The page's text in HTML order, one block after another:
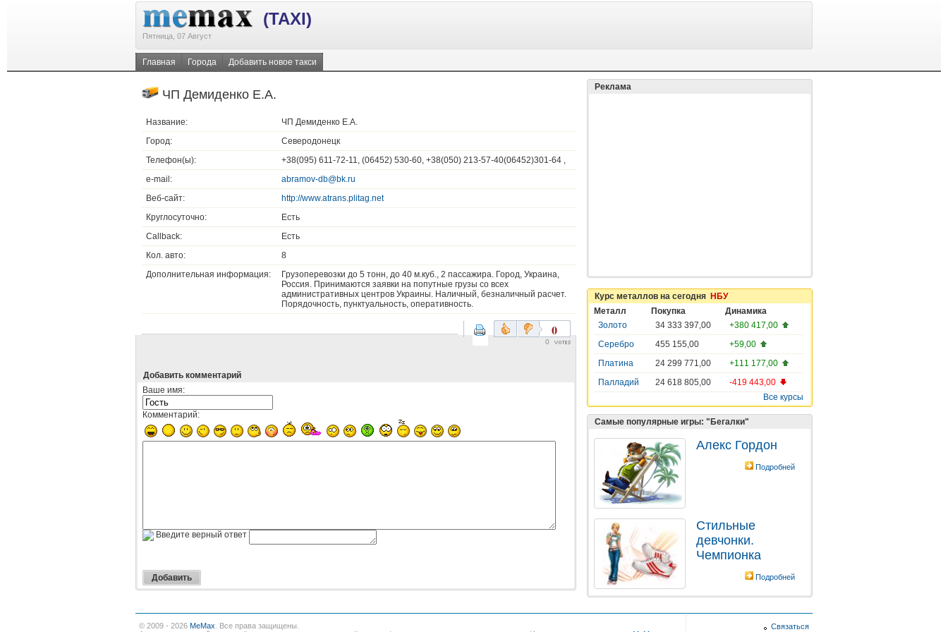
(TAXI)
Пятница, 07 Август
Главная Города Добавить новое такси
ЧП Демиденко Е.А.
Название:
ЧП Демиденко Е.А.
Город:
Северодонецк
Телефон(ы):
+38(095) 611-72-11, (06452) 530-60, +38(050) 213-57-40(06452)301-64 ,
e-mail:
abramov-db@bk.ru
Веб-сайт:
http://www.atrans.plitag.net
Круглосуточно:
Есть
Callback:
Есть
Кол. авто:
8
Дополнительная информация:
Грузоперевозки до 5 тонн, до 40 м.куб., 2 пассажира. Город, Украина,
Россия. Принимаются заявки на попутные грузы со всех
административных центров Украины. Наличный, безналичный расчет.
Порядочность, пунктуальность, оперативность.
0
0
Добавить комментарий
Ваше имя:
Комментарий:
Введите верный ответ
Реклама
Курс металлов на сегодня НБУ
Металл
Покупка
Динамика
Золото
34 333 397,00
+380 417,00
Серебро
455 155,00
+59,00
Платина
24 299 771,00
+111 177,00
Палладий
24 618 805,00
-419 443,00
Все курсы
Самые популярные игры: "Бегалки"
Алекс Гордон
Подробней
Стильные
девчонки.
Чемпионка
Подробней
© 2009 - 2026 MeMax . Все права защищены.
Связаться